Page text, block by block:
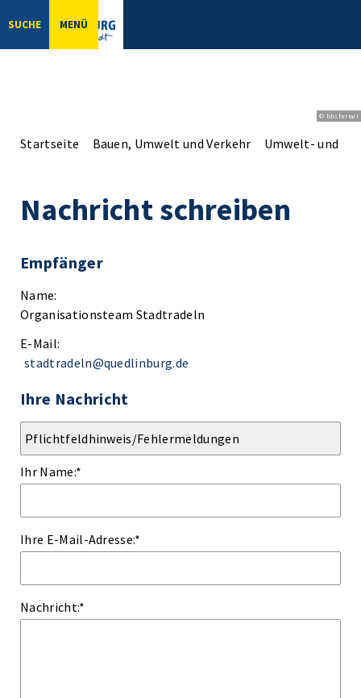
SUCHE MENÜ
© bbsferrari
Startseite Bauen, Umwelt und Verkehr Umwelt- und
Nachricht schreiben
Empfänger
Name:
Organisationsteam Stadtradeln
E-Mail:
stadtradeln@quedlinburg.de
Ihre Nachricht
Ihr Name:*
Ihre E-Mail-Adresse:*
Nachricht:*